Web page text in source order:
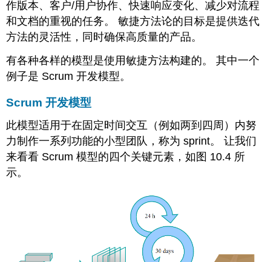
作版本、客户/用户协作、快速响应变化、减少对流程
和文档的重视的任务。 敏捷方法论的目标是提供迭代
方法的灵活性，同时确保高质量的产品。
有各种各样的模型是使用敏捷方法构建的。 其中一个
例子是 Scrum 开发模型。
Scrum 开发模型
此模型适用于在固定时间交互（例如两到四周）内努
力制作一系列功能的小型团队，称为 sprint。 让我们
来看看 Scrum 模型的四个关键元素，如图 10.4 所
示。